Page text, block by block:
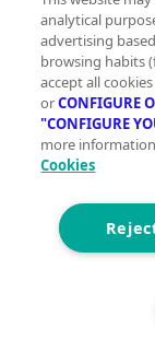
Innovación
analytical
advertising
browsing habits
accept all
orCONFIGURE
"CONFIGURE
more
Cookies